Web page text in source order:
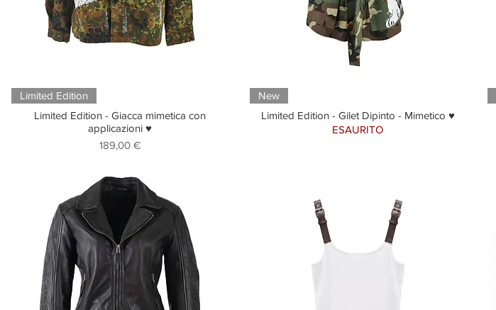
Limited Edition
Limited Edition - Giacca mimetica con
applicazioni ♥
Prezzo
189,00 €
New
Limited Edition - Gilet Dipinto - Mimetico ♥
ESAURITO